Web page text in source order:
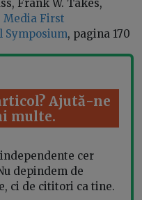
‎Frank W. Takes,
Media First
, pagina 170
Ajută-ne
multe.
cer
depindem de
ci de cititori ca tine.